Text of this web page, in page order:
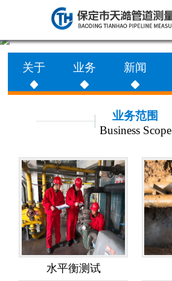
关于 业务 新闻
业务范围
Business Scope
水平衡测试